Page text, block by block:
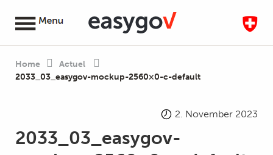
Home
Actuel
2033_03_easygov-mockup-2560×0-c-default
2. November 2023
2033_03_easygov-